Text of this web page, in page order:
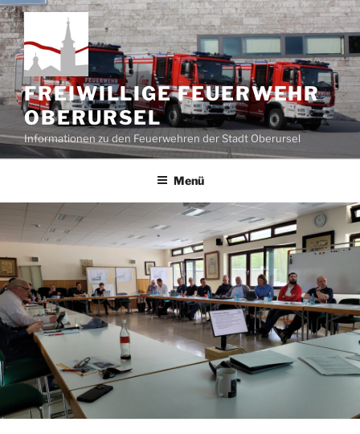
Zum
Inhalt
springen
FREIWILLIGE FEUERWEHR
OBERURSEL
Informationen zu den Feuerwehren der Stadt Oberursel
Menü